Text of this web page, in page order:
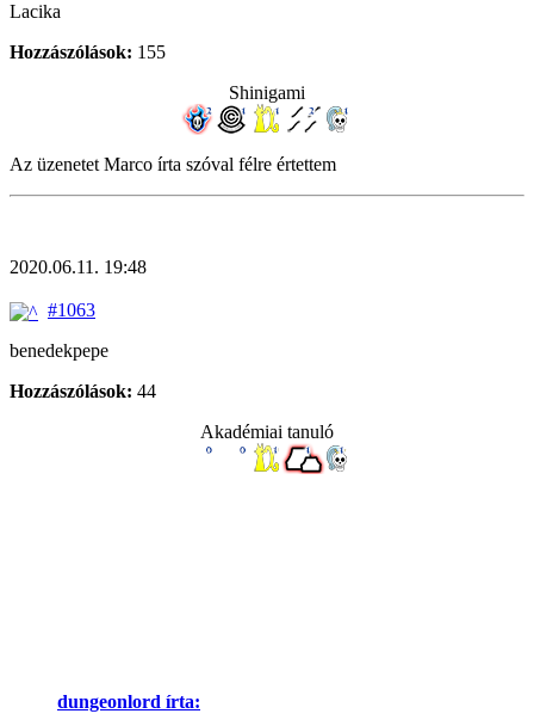
Lacika
Hozzászólások: 155
Shinigami
Az üzenetet Marco írta szóval félre értettem
2020.06.11. 19:48
#1063
benedekpepe
Hozzászólások: 44
Akadémiai tanuló
dungeonlord írta: